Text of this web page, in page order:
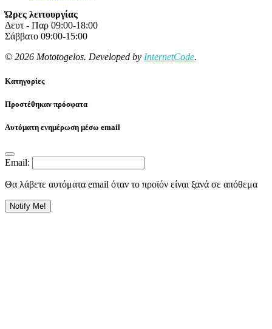
Ώρες λειτουργίας
Δευτ - Παρ 09:00-18:00
Σάββατο 09:00-15:00
© 2026 Mototogelos. Developed by InternetCode.
Κατηγορίες
Προστέθηκαν πρόσφατα
Αυτόματη ενημέρωση μέσω email
Email:
Θα λάβετε αυτόματα email όταν το προϊόν είναι ξανά σε απόθεμα
Notify Me!